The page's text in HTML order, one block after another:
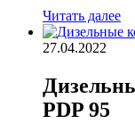
Читать далее
27.04.2022
PDP 95